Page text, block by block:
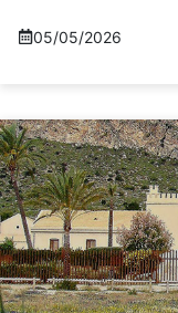
05/05/2026